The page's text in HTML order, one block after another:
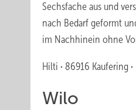
Sechsfache aus und
nach Bedarf geformt
im Nachhinein ohne
Hilti ·86916 Kaufering ·
Wilo